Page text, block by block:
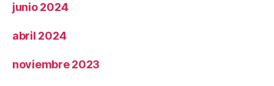
junio 2024
abril 2024
noviembre 2023